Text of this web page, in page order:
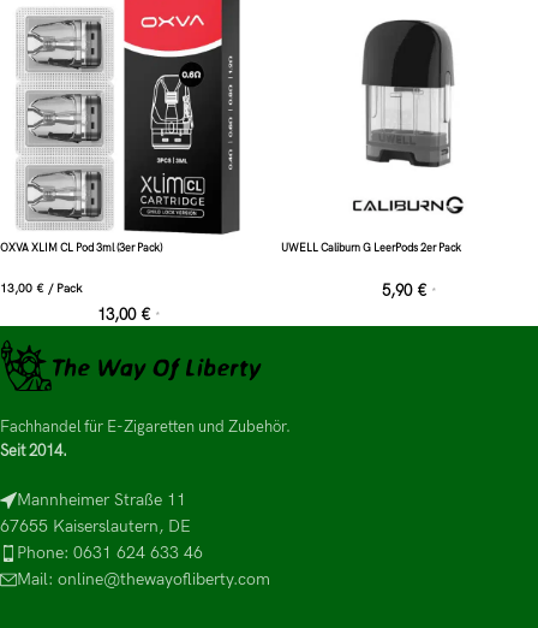
OXVA XLIM CL Pod 3ml (3er Pack)
13,00 € / Pack
13,00 € *
UWELL Caliburn G LeerPods 2er Pack
5,90 € *
Fachhandel für E-Zigaretten und Zubehör.
Seit 2014.
Mannheimer Straße 11
67655 Kaiserslautern, DE
Phone: 0631 624 633 46
Mail: online@thewayofliberty.com